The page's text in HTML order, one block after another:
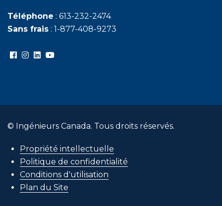
Téléphone : 613-232-2474
Sans frais : 1-877-408-9273
© Ingénieurs Canada. Tous droits réservés.
Propriété intellectuelle
Politique de confidentialité
Conditions d'utilisation
Plan du Site